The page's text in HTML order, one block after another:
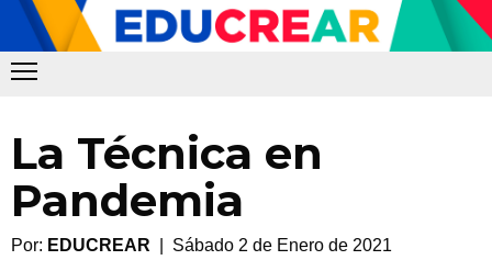
La Técnica en
Pandemia
Por: EDUCREAR | Sábado 2 de Enero de 2021